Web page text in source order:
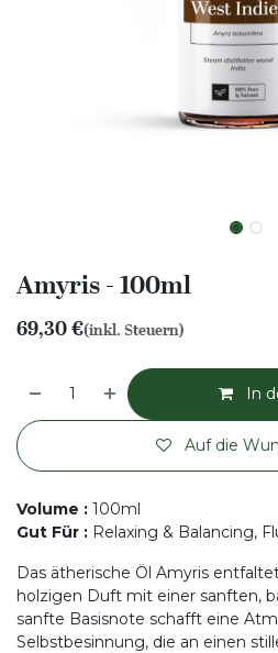
Amyris - 100ml
69,30€(inkl. Steuern)
In
Auf die
Volume : 100ml
Gut Für : Relaxing & Balancing,
Das ätherische Öl Amyris
holzigen Duft mit einer sanften,
sanfte Basisnote schafft eine
Selbstbesinnung, die an einen